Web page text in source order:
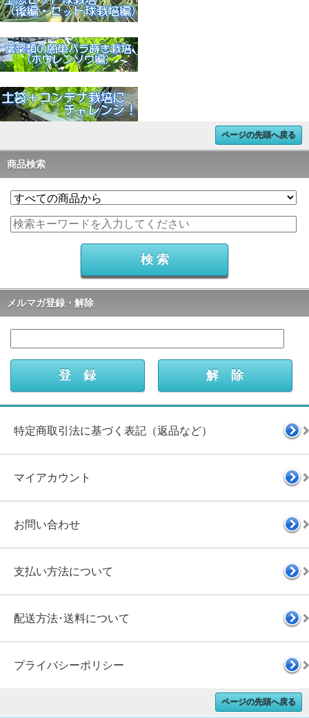
ページの先頭へ戻る
商品検索
メルマガ登録・解除
特定商取引法に基づく表記（返品など）
マイアカウント
お問い合わせ
支払い方法について
配送方法･送料について
プライバシーポリシー
ページの先頭へ戻る